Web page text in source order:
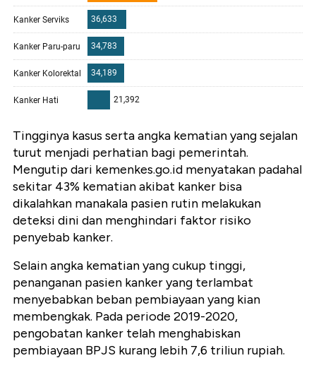
Tingginya kasus serta angka kematian yang sejalan
turut menjadi perhatian bagi pemerintah.
Mengutip dari kemenkes.go.id menyatakan padahal
sekitar 43% kematian akibat kanker bisa
dikalahkan manakala pasien rutin melakukan
deteksi dini dan menghindari faktor risiko
penyebab kanker.
Selain angka kematian yang cukup tinggi,
penanganan pasien kanker yang terlambat
menyebabkan beban pembiayaan yang kian
membengkak. Pada periode 2019-2020,
pengobatan kanker telah menghabiskan
pembiayaan BPJS kurang lebih 7,6 triliun rupiah.